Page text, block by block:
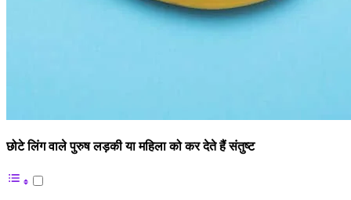
छोटे लिंग वाले पुरुष लड़की या महिला को कर देते हैं संतुष्ट